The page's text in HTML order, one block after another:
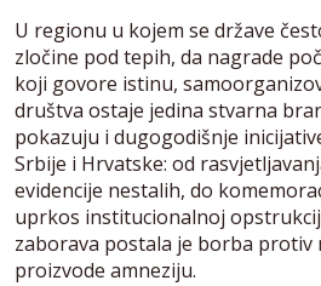
U regionu u kojem se države
zločine pod tepih, da nagrade
koji govore istinu,
društva ostaje jedina stvarna
pokazuju i dugogodišnje
Srbije i Hrvatske: od
evidencije nestalih, do
uprkos institucionalnoj
zaborava postala je borba protiv
proizvode amneziju.